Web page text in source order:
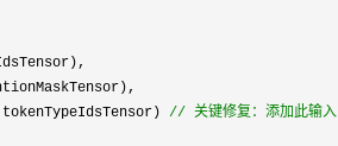
// 关键修复：添加此输入